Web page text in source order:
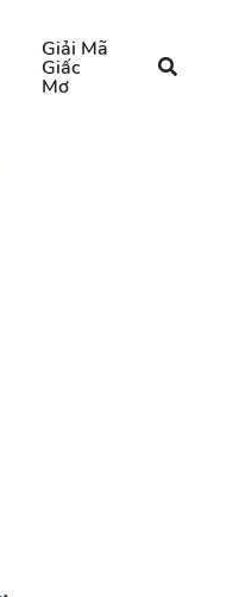
Giải Mã
Giấc
Mơ